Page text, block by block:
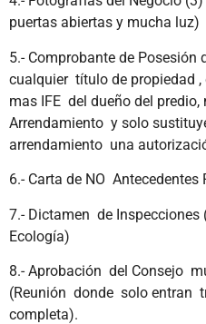
puertas abiertas y mucha luz)
5.- Comprobante de Posesión
cualquier título de propiedad
mas IFE del dueño del
Arrendamiento y solo
arrendamiento una
6.- Carta de NO Antecedentes
7.- Dictamen de Inspecciones
Ecología)
8.- Aprobación del Consejo
(Reunión donde solo entran
completa).